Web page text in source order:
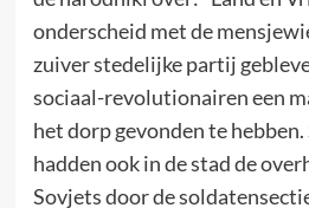
onderscheid met de
zuiver stedelijke partij
sociaal-revolutionairen een
het dorp gevonden te
hadden ook in de stad de
Sovjets door de